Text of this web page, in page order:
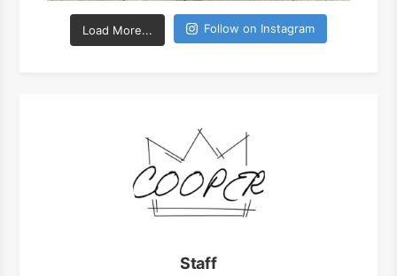
Load More... Follow on Instagram
Staff